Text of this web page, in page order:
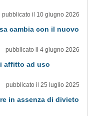
pubblicato il 10 giugno 2026
cambia con il nuovo
pubblicato il 4 giugno 2026
affitto ad uso
pubblicato il 25 luglio 2025
in assenza di divieto